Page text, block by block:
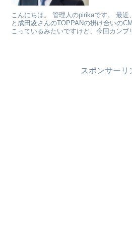
こんにちは。 管理人のpirikaです。 最近
と成田凌さんのTOPPANの掛け合いの
こっているみたいですけど、今回カン
スポンサーリ